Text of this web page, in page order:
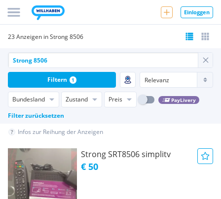
Einloggen
23 Anzeigen in Strong 8506
Bundesland Zustand Preis PayLivery
Filter zurücksetzen
Filtern 1
Infos zur Reihung der Anzeigen
Strong SRT8506 simplitv
€ 50